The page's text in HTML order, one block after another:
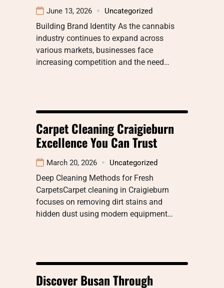
June 13, 2026 Uncategorized
Building Brand Identity As the cannabis
industry continues to expand across
various markets, businesses face
increasing competition and the need…
Carpet Cleaning Craigieburn
Excellence You Can Trust
March 20, 2026 Uncategorized
Deep Cleaning Methods for Fresh
CarpetsCarpet cleaning in Craigieburn
focuses on removing dirt stains and
hidden dust using modern equipment…
Discover Busan Through